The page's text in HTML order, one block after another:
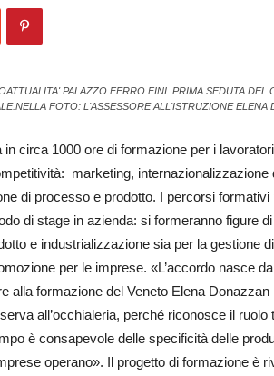
FERRO FINI. PRIMA SEDUTA
FOTO: L'ASSESSORE ALL'ISTRUZIONE ELENA
in circa 1000 ore di formazione per i
marketing, internazionalizzazione
di processo e prodotto. I percorsi
di stage in azienda: si formeranno figure
e industrializzazione sia per la gestione
per le imprese. «L’accordo nasce
alla formazione del Veneto Elena Donazzan
all’occhialeria, perché riconosce il ruolo
è consapevole delle specificità delle
operano». Il progetto di formazione è